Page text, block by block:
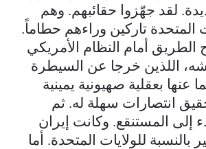
لقد جهّزوا حقائبهم. وهم
المتحدة تاركين وراءهم حطاماً.
الطريق أمام النظام الأمريكي
اللذين خرجا عن السيطرة
عنها بعقلية صهيونية يمينية
انتصارات سهلة له. ثم
المستنقع. وكانت إيران
بالنسبة للولايات المتحدة. أما